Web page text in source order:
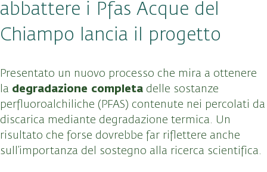
abbattere i Pfas Acque del
Chiampo lancia il progetto
Presentato un nuovo processo che mira a ottenere
la degradazione completa delle sostanze
perfluoroalchiliche (PFAS) contenute nei percolati da
discarica mediante degradazione termica. Un
risultato che forse dovrebbe far riflettere anche
sull’importanza del sostegno alla ricerca scientifica.